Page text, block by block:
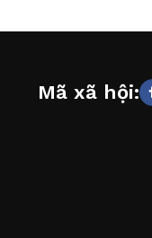
Mã xã hội: